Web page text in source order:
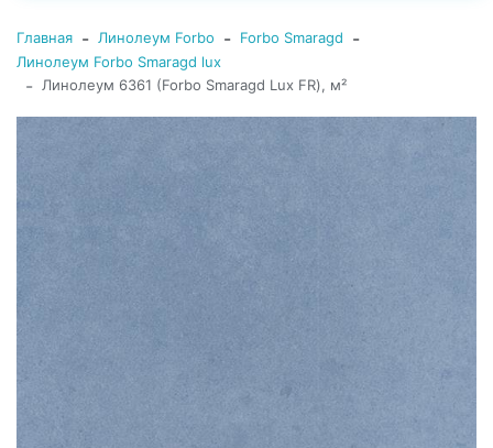
Главная - Линолеум Forbo - Forbo Smaragd -
Линолеум Forbo Smaragd lux
- Линолеум 6361 (Forbo Smaragd Lux FR), м²